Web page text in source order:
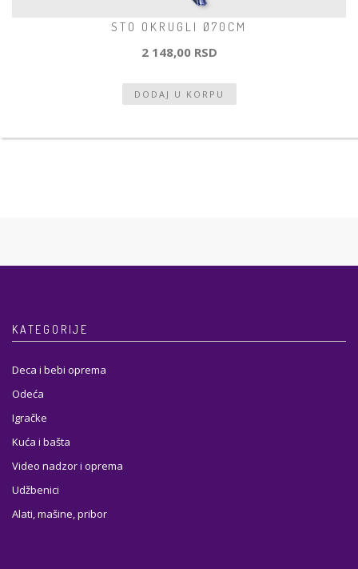
STO OKRUGLI Ø70CM
2 148,00 RSD
KATEGORIJE
Deca i bebi oprema
Odeća
Igračke
Kuća i bašta
Video nadzor i oprema
Udžbenici
Alati, mašine, pribor